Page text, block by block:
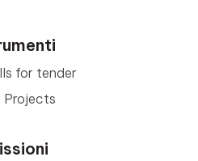
for tender
Projects